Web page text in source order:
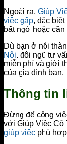
Ngoài ra, Giúp
việc gấp, đặc
bất ngờ hoặc
Dù bạn ở nội
Nội, đội ngũ tư
miễn phí và giới
của gia đình bạn.
Thông tin
Đừng để công
với Giúp Việc Cô
giúp việc phù